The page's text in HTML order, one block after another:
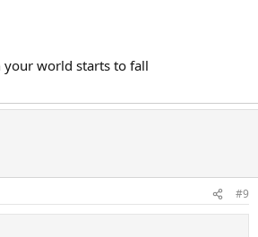
world starts to fall
#9